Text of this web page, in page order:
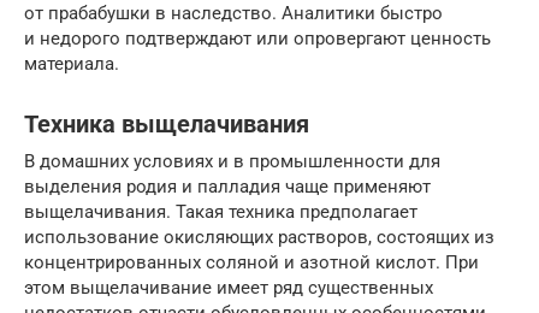
от прабабушки в наследство. Аналитики быстро
и недорого подтверждают или опровергают ценность
материала.
Техника выщелачивания
В домашних условиях и в промышленности для
выделения родия и палладия чаще применяют
выщелачивания. Такая техника предполагает
использование окисляющих растворов, состоящих из
концентрированных соляной и азотной кислот. При
этом выщелачивание имеет ряд существенных